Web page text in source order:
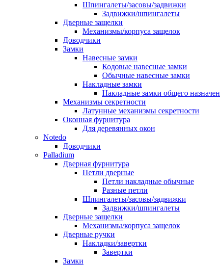
Шпингалеты/засовы/задвижки
Задвижки/шпингалеты
Дверные защелки
Механизмы/корпуса защелок
Доводчики
Замки
Навесные замки
Кодовые навесные замки
Обычные навесные замки
Накладные замки
Накладные замки общего
Механизмы секретности
Латунные механизмы секретности
Оконная фурнитура
Для деревянных окон
Notedo
Доводчики
Palladium
Дверная фурнитура
Петли дверные
Петли накладные обычные
Разные петли
Шпингалеты/засовы/задвижки
Задвижки/шпингалеты
Дверные защелки
Механизмы/корпуса защелок
Дверные ручки
Накладки/завертки
Завертки
Замки